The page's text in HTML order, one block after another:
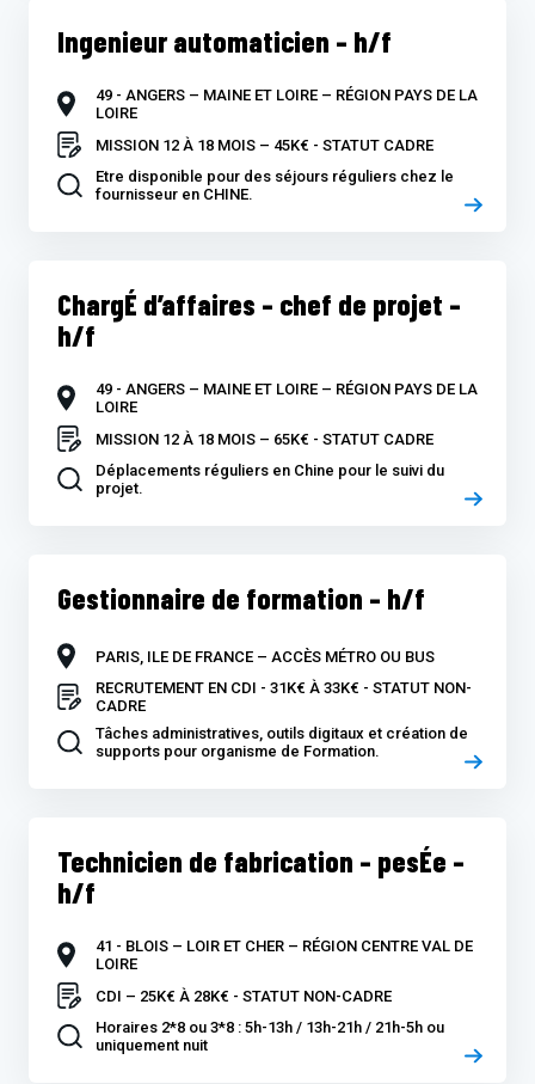
Ingenieur automaticien – h/f
49 - ANGERS – MAINE ET LOIRE – RÉGION PAYS DE LA
LOIRE
MISSION 12 À 18 MOIS – 45K€ - STATUT CADRE
Etre disponible pour des séjours réguliers chez le
fournisseur en CHINE.
ChargÉ d’affaires – chef de projet –
h/f
49 - ANGERS – MAINE ET LOIRE – RÉGION PAYS DE LA
LOIRE
MISSION 12 À 18 MOIS – 65K€ - STATUT CADRE
Déplacements réguliers en Chine pour le suivi du
projet.
Gestionnaire de formation – h/f
PARIS, ILE DE FRANCE – ACCÈS MÉTRO OU BUS
RECRUTEMENT EN CDI - 31K€ À 33K€ - STATUT NON-
CADRE
Tâches administratives, outils digitaux et création de
supports pour organisme de Formation.
Technicien de fabrication – pesÉe –
h/f
41 - BLOIS – LOIR ET CHER – RÉGION CENTRE VAL DE
LOIRE
CDI – 25K€ À 28K€ - STATUT NON-CADRE
Horaires 2*8 ou 3*8 : 5h-13h / 13h-21h / 21h-5h ou
uniquement nuit